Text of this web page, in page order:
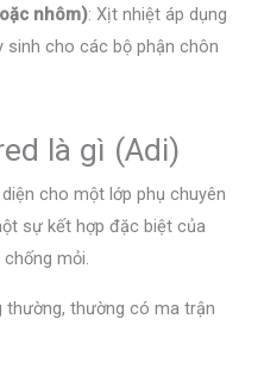
nhôm): Xịt nhiệt áp dụng
sinh cho các bộ phận chôn
là gì (Adi)
cho một lớp phụ chuyên
sự kết hợp đặc biệt của
mỏi.
thường có ma trận